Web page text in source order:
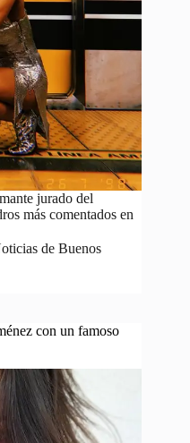
jurado del
más comentados en
de Buenos
con un famoso